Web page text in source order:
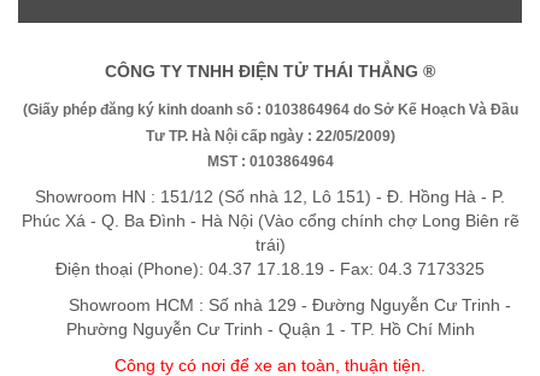
CÔNG TY TNHH ĐIỆN TỬ THÁI THẮNG ®
(Giấy phép đăng ký kinh doanh số : 0103864964 do Sở Kế Hoạch Và Đầu
Tư TP. Hà Nội cấp ngày : 22/05/2009)
MST : 0103864964
Showroom HN : 151/12 (Số nhà 12, Lô 151) - Đ. Hồng Hà - P.
Phúc Xá - Q. Ba Đình - Hà Nội (Vào cổng chính chợ Long Biên rẽ
trái)
Điện thoại (Phone): 04.37 17.18.19 - Fax: 04.3 7173325
Showroom HCM : Số nhà 129 - Đường Nguyễn Cư Trinh -
Phường Nguyễn Cư Trinh - Quận 1 - TP. Hồ Chí Minh
Công ty có nơi để xe an toàn, thuận tiện